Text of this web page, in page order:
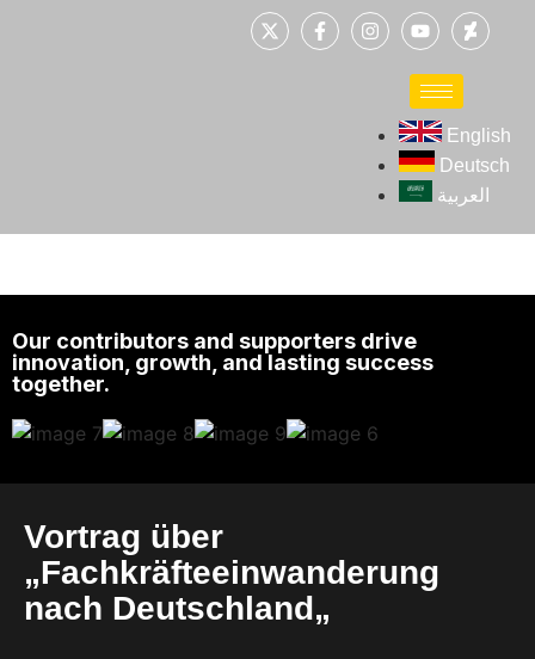
English
Deutsch
العربية
Our contributors and supporters drive
innovation, growth, and lasting success
together.
Vortrag über
„Fachkräfteeinwanderung
nach Deutschland„